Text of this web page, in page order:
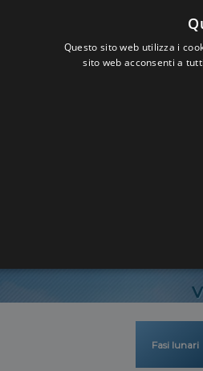
Ora
Fasi lunari
Questo sito web utilizza i
sito web acconsenti a